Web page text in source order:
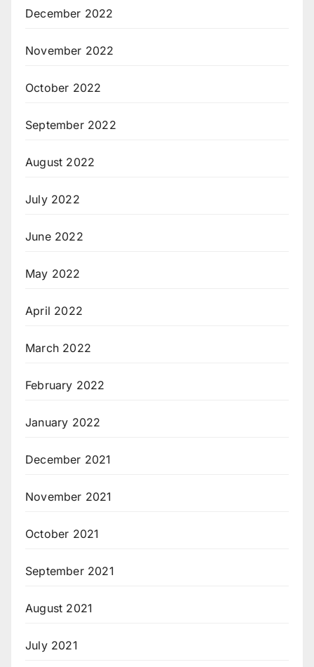
December 2022
November 2022
October 2022
September 2022
August 2022
July 2022
June 2022
May 2022
April 2022
March 2022
February 2022
January 2022
December 2021
November 2021
October 2021
September 2021
August 2021
July 2021